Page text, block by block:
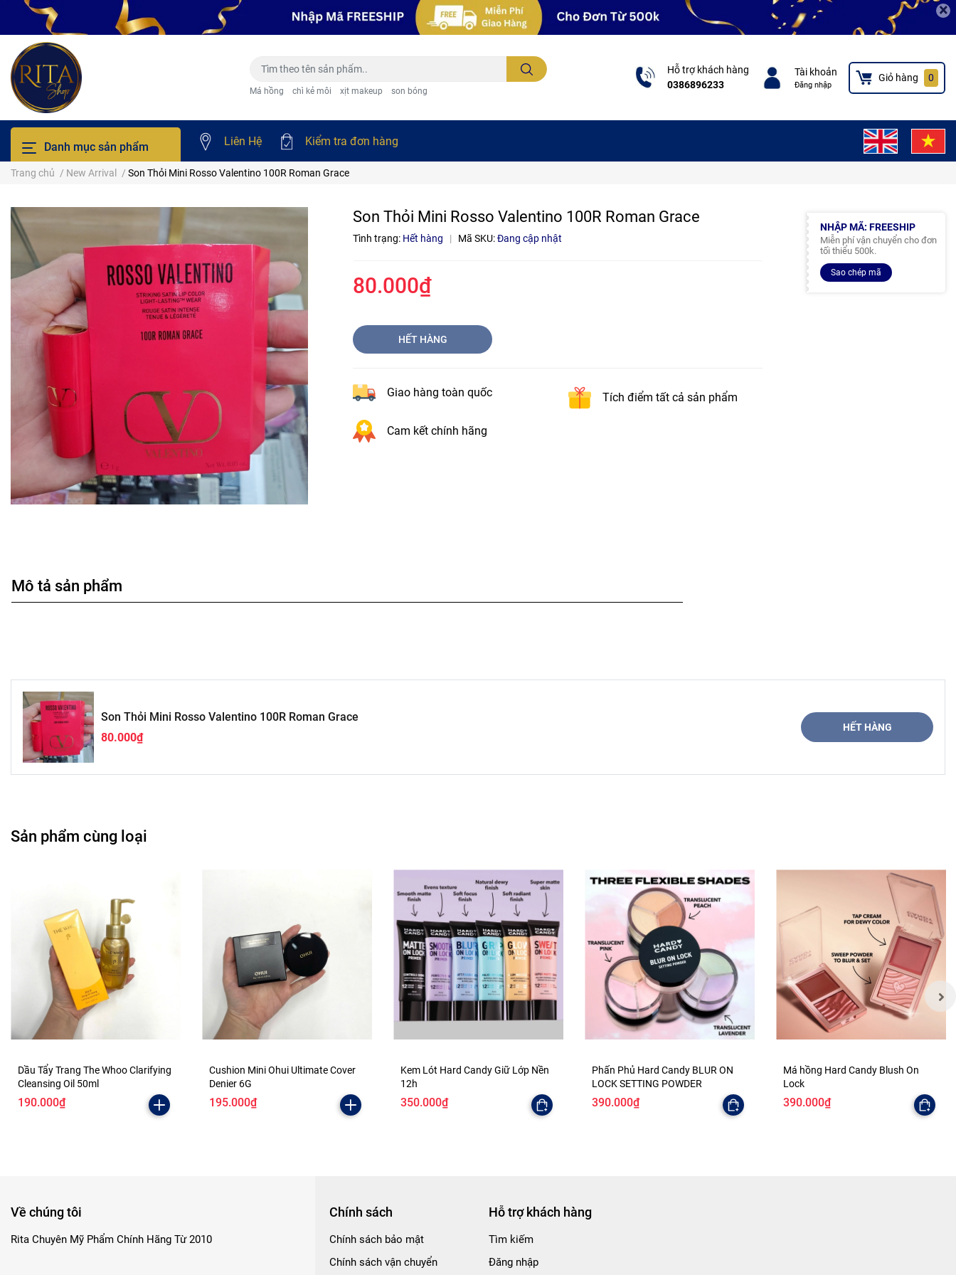
×
Má hồng chì kẻ môi xịt makeup son bóng
Hỗ trợ khách hàng
0386896233
Tài khoản
Đăng nhập
Giỏ hàng 0
Danh mục sản phẩm Liên Hệ Kiểm tra đơn hàng
Trang chủ / New Arrival / Son Thỏi Mini Rosso Valentino 100R Roman Grace
Son Thỏi Mini Rosso Valentino 100R Roman Grace
Tình trạng: Hết hàng | Mã SKU:Đang cập nhật
80.000₫
HẾT HÀNG
Giao hàng toàn quốc Tích điểm tất cả sản phẩm
Cam kết chính hãng
NHẬP MÃ: FREESHIP
Miễn phí vận chuyển cho đơn
tối thiểu 500k.
Sao chép mã
Mô tả sản phẩm
Son Thỏi Mini Rosso Valentino 100R Roman Grace
80.000₫
HẾT HÀNG
Sản phẩm cùng loại
Dầu Tẩy Trang The Whoo Clarifying
Cleansing Oil 50ml
190.000₫
Cushion Mini Ohui Ultimate Cover
Denier 6G
195.000₫
Kem Lót Hard Candy Giữ Lớp Nền
12h
350.000₫
Phấn Phủ Hard Candy BLUR ON
LOCK SETTING POWDER
390.000₫
Má hồng Hard Candy Blush On
Lock
390.000₫
Về chúng tôi
Rita Chuyên Mỹ Phẩm Chính Hãng Từ 2010
Chính sách
Chính sách bảo mật
Chính sách vận chuyển
Hỗ trợ khách hàng
Tìm kiếm
Đăng nhập